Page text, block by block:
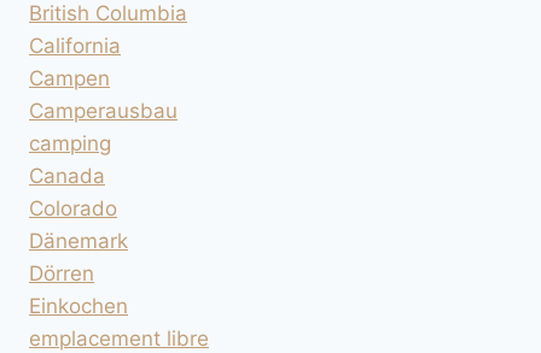
British Columbia
California
Campen
Camperausbau
camping
Canada
Colorado
Dänemark
Dörren
Einkochen
emplacement libre